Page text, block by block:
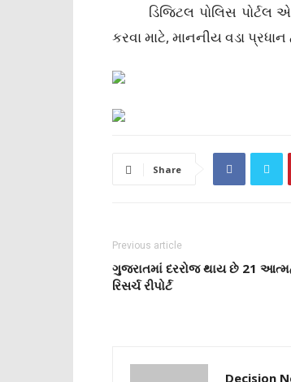
ડિજિટલ પોલિસ પોર્ટલ એ
કરવા માટે, માનનીય વડા
Share
Previous article
ગુજરાતમાં દરરોજ થાય છે 21
રિસર્ચ રીપોર્ટ
Decision